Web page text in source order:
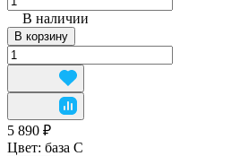
В наличии
В корзину
5 890 ₽
Цвет: база С